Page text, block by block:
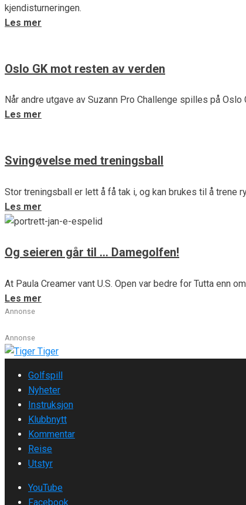
kjendisturneringen.
Les mer
Oslo GK mot resten av verden
Når andre utgave av Suzann Pro Challenge spilles på
Les mer
Svingøvelse med treningsball
Stor treningsball er lett å få tak i, og kan brukes til å trene
Les mer
Og seieren går til … Damegolfen!
At Paula Creamer vant U.S. Open var bedre for Tutta enn
Les mer
Annonse
Annonse
Golfspill
Nyheter
Instruksjon
Klubbnytt
Kommentar
Reise
Utstyr
YouTube
Facebook